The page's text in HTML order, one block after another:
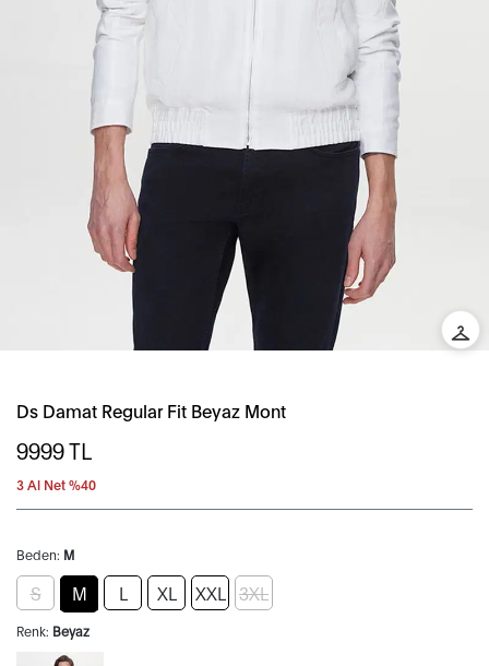
Ds Damat Regular Fit Beyaz Mont
9999TL
3 Al Net %40
Beden: M
S M L XL XXL 3XL
Renk: Beyaz